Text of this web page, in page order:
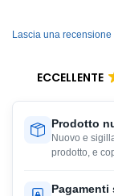
Lascia una
ECCELLENTE
Prodotto
Nuovo e
prodotto, e
Pagamenti